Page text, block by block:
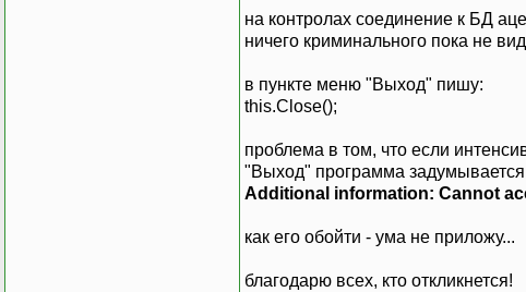
на контролах соединение к БД
ничего криминального пока не
в пункте меню "Выход" пишу:
this.Close();
проблема в том, что если
"Выход" программа
Additional information: Cannot
как его обойти - ума не приложу...
благодарю всех, кто откликнется!